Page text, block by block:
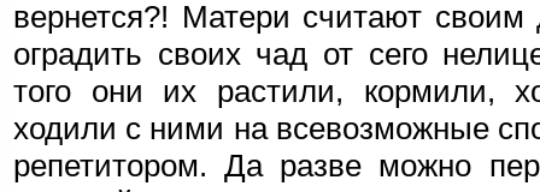
вернется?! Матери считают
оградить своих чад от сего
того они их растили, кормили,
ходили с ними на всевозможные
репетитором. Да разве можно